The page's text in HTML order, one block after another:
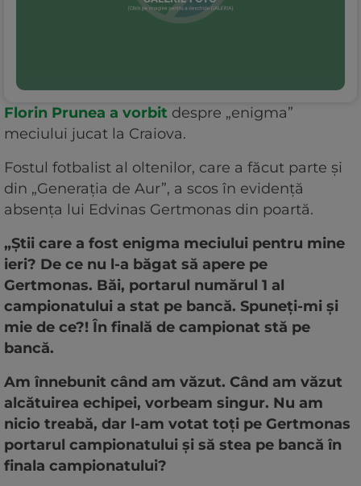
Florin Prunea a vorbit despre „enigma”
meciului jucat la Craiova.
Fostul fotbalist al oltenilor, care a făcut parte și
din „Generația de Aur”, a scos în evidență
absența lui Edvinas Gertmonas din poartă.
„Știi care a fost enigma meciului pentru mine
ieri? De ce nu l-a băgat să apere pe
Gertmonas. Băi, portarul numărul 1 al
campionatului a stat pe bancă. Spuneți-mi și
mie de ce?! În finală de campionat stă pe
bancă.
Am înnebunit când am văzut. Când am văzut
alcătuirea echipei, vorbeam singur. Nu am
nicio treabă, dar l-am votat toți pe Gertmonas
portarul campionatului și să stea pe bancă în
finala campionatului?